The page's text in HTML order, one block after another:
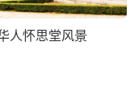
人怀思堂风景